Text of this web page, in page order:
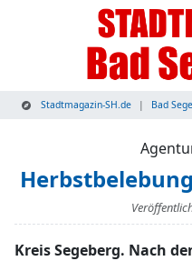
Stadtmagazin-SH.de Bad
Kreis Segeberg. Nach